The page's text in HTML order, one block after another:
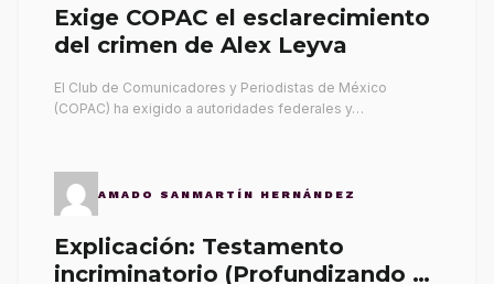
Exige COPAC el esclarecimiento
del crimen de Alex Leyva
El Club de Comunicadores y Periodistas de México
(COPAC) ha exigido a autoridades federales y…
AMADO SANMARTÍN HERNÁNDEZ
Explicación: Testamento
incriminatorio (Profundizando su